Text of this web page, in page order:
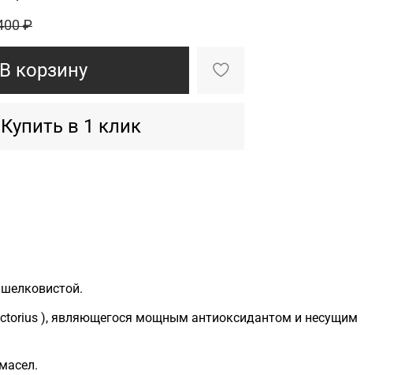
₽
В корзину
Купить в 1 клик
), являющегося мощным антиоксидантом и несущим